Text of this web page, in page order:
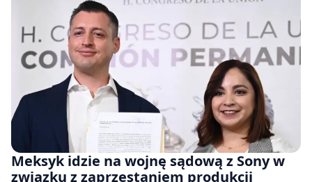
Meksyk idzie na wojnę sądową z Sony w
związku z zaprzestaniem produkcji